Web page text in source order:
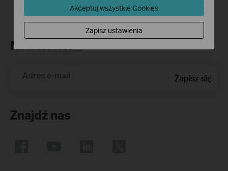
Newsletter
Adres e-mail Zapisz się
Znajdź nas
Akceptuj wszystkie Cookies
Zapisz ustawienia